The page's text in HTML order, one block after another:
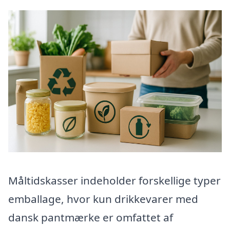
Måltidskasser indeholder forskellige typer
emballage, hvor kun drikkevarer med
dansk pantmærke er omfattet af